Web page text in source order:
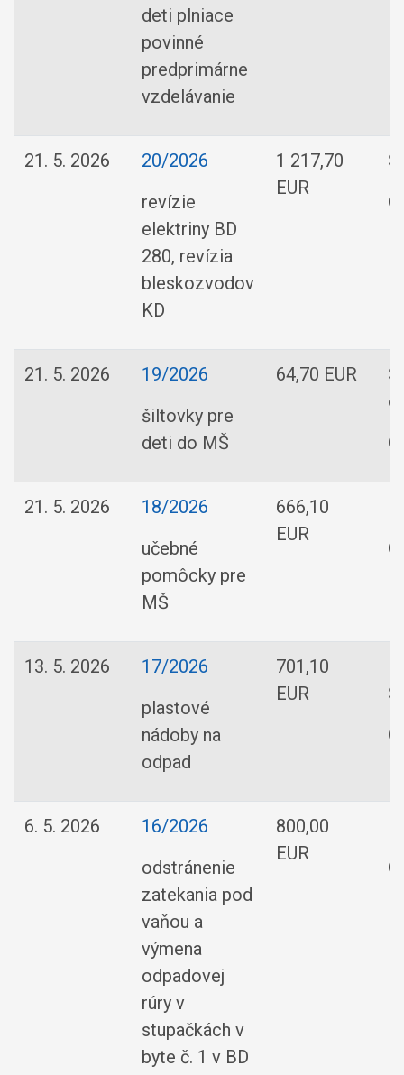
deti plniace
povinné
predprimárne
vzdelávanie
21. 5. 2026
20/2026
revízie
elektriny BD
280, revízia
bleskozvodov
KD
1 217,70
EUR
21. 5. 2026
19/2026
šiltovky pre
deti do MŠ
64,70 EUR
o.
21. 5. 2026
18/2026
učebné
pomôcky pre
MŠ
666,10
EUR
13. 5. 2026
17/2026
plastové
nádoby na
odpad
701,10
EUR
6. 5. 2026
16/2026
odstránenie
zatekania pod
vaňou a
výmena
odpadovej
rúry v
stupačkách v
byte č. 1 v BD
800,00
EUR